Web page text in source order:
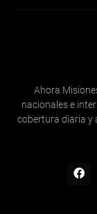
Ahora
nacionales e
cobertura diaria y